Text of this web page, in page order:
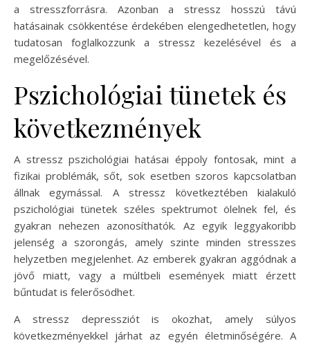
a stresszforrásra. Azonban a stressz hosszú távú
hatásainak csökkentése érdekében elengedhetetlen, hogy
tudatosan foglalkozzunk a stressz kezelésével és a
megelőzésével.
Pszichológiai tünetek és
következmények
A stressz pszichológiai hatásai éppoly fontosak, mint a
fizikai problémák, sőt, sok esetben szoros kapcsolatban
állnak egymással. A stressz következtében kialakuló
pszichológiai tünetek széles spektrumot ölelnek fel, és
gyakran nehezen azonosíthatók. Az egyik leggyakoribb
jelenség a szorongás, amely szinte minden stresszes
helyzetben megjelenhet. Az emberek gyakran aggódnak a
jövő miatt, vagy a múltbeli események miatt érzett
bűntudat is felerősödhet.
A stressz depressziót is okozhat, amely súlyos
következményekkel járhat az egyén életminőségére. A